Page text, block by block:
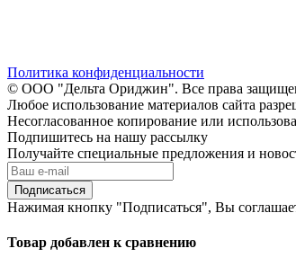
Политика конфиденциальности
© ООО "Дельта Ориджин". Все права
Любое использование материалов сайта
Несогласованное копирование или
Подпишитесь на нашу рассылку
Получайте специальные предложения и
Подписаться
Нажимая кнопку "Подписаться", Вы
Товар добавлен к сравнению